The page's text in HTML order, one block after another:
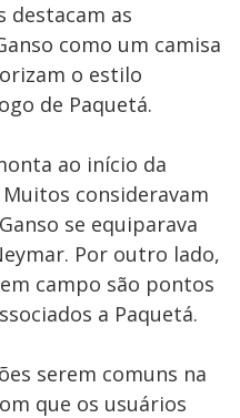
destacam as
como um camisa
o estilo
de Paquetá.
ao início da
consideravam
se equiparava
Por outro lado,
campo são pontos
a Paquetá.
serem comuns na
que os usuários